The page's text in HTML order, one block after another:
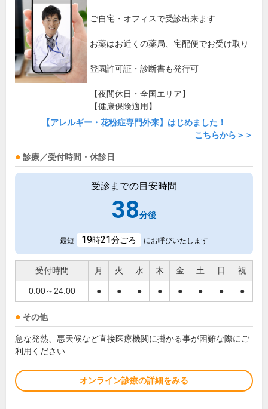
ご自宅・オフィスで受診出来ます
お薬はお近くの薬局、宅配便でお受け取り
登園許可証・診断書も発行可
【夜間休日・全国エリア】
【健康保険適用】
【アレルギー・花粉症専門外来】はじめました！
こちらから＞＞
診療／受付時間・休診日
受診までの目安時間
38分後
最短 19時21分ごろ にお呼びいたします
受付時間 月 火 水 木 金 土 日 祝
0:00～24:00 ● ● ● ● ● ● ● ●
その他
急な発熱、悪天候など直接医療機関に掛かる事が困難な際にご
利用ください
オンライン診療の詳細をみる